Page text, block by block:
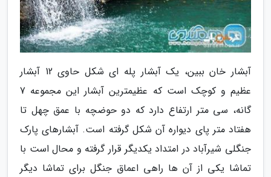
آبشار خان ببین، یک آبشار پله ای شکل حاوی 12 آبشار
عظیم و کوچک است که عظیمترین آبشار این مجموعه 7
گانه، سی متر ارتفاع دارد که دو حوضچه با عمق چهل تا
هفتاد متر پای دیواره آن شکل گرفته است. آبشارهای پارک
جنگلی شیرآباد در امتداد یکدیگر قرار گرفته و محال است با
تماشا یکی از آن ها راهی اعماق جنگل برای تماشا دیگر